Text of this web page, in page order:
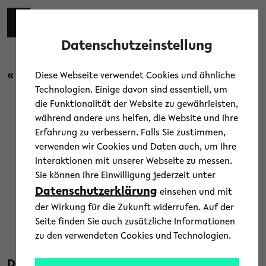
Skip to main content
« Zurück zur Übersicht
Forschung News
Auszeichnung für vorbildliche
Kommunikation zu
Tierversuchen
1. Juli 2025
Text: Lisa Janowski
Datenschutzeinstellung
Diese Webseite verwendet Cookies und ähnliche
Technologien. Einige davon sind essentiell, um
die Funktionalität der Website zu gewährleisten,
während andere uns helfen, die Website und Ihre
Erfahrung zu verbessern. Falls Sie zustimmen,
verwenden wir Cookies und Daten auch, um Ihre
Interaktionen mit unserer Webseite zu messen.
Sie können Ihre Einwilligung jederzeit unter
Datenschutzerklärung einsehen und mit
der Wirkung für die Zukunft widerrufen. Auf der
Seite finden Sie auch zusätzliche Informationen
zu den verwendeten Cookies und Technologien.